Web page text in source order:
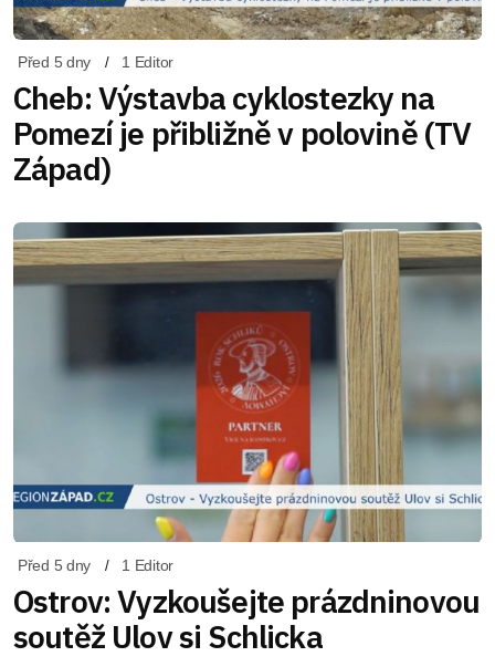
Před 5 dny 1 Editor
Cheb: Výstavba cyklostezky na
Pomezí je přibližně v polovině (TV
Západ)
Před 5 dny 1 Editor
Ostrov: Vyzkoušejte prázdninovou
soutěž Ulov si Schlicka